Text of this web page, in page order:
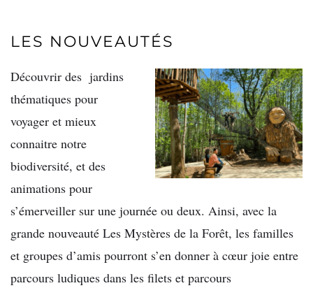
LES NOUVEAUTÉS
Découvrir des jardins
thématiques pour
voyager et mieux
connaitre notre
biodiversité, et des
animations pour
s’émerveiller sur une journée ou deux. Ainsi, avec la
grande nouveauté Les Mystères de la Forêt, les familles
et groupes d’amis pourront s’en donner à cœur joie entre
parcours ludiques dans les filets et parcours